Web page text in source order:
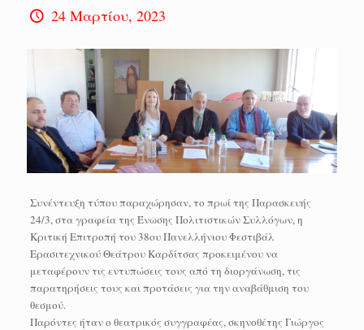
24 Μαρτίου, 2023
Συνέντευξη τύπου παραχώρησαν, το πρωί της Παρασκευής
24/3, στα γραφεία της Ένωσης Πολιτιστικών Συλλόγων, η
Κριτική Επιτροπή του 38ου Πανελλήνιου Φεστιβάλ
Ερασιτεχνικού Θεάτρου Καρδίτσας προκειμένου να
μεταφέρουν τις εντυπώσεις τους από τη διοργάνωση, τις
παρατηρήσεις τους και προτάσεις για την αναβάθμιση του
θεσμού.
Παρόντες ήταν ο θεατρικός συγγραφέας, σκηνοθέτης Γιώργος